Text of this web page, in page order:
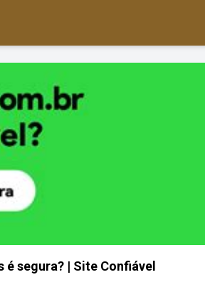
segura? | Site Confiável